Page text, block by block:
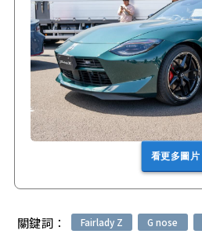
看更多圖片
關鍵詞： Fairlady Z G nose